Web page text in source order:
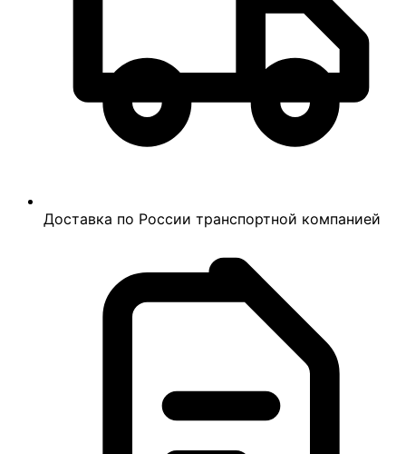
Доставка по России транспортной компанией